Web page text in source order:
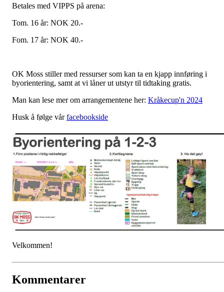
Betales med VIPPS på arena:
Tom. 16 år: NOK 20.-
Fom. 17 år: NOK 40.-
OK Moss stiller med ressurser som kan ta en kjapp innføring i
byorientering, samt at vi låner ut utstyr til tidtaking gratis.
Man kan lese mer om arrangementene her: Kråkecup'n 2024
Husk å følge vårfacebookside
Velkommen!
Kommentarer